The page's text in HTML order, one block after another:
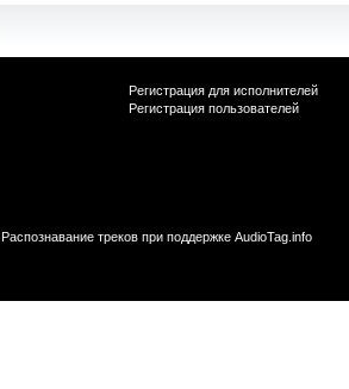
Регистрация для исполнителей
Регистрация пользователей
Распознавание треков при поддержке AudioTag.info